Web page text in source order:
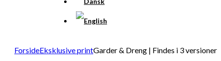
ForsideEksklusive printGarder & Dreng | Findes i 3 versioner